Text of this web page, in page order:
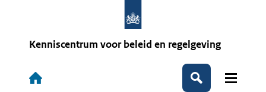
Kenniscentrum voor beleid en regelgeving
Hoofdnavigatie
Zoeken